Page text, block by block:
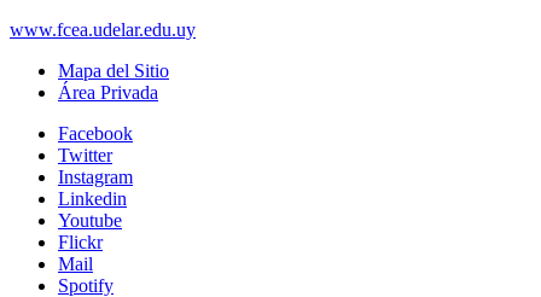
www.fcea.udelar.edu.uy
Mapa del Sitio
Área Privada
Facebook
Twitter
Instagram
Linkedin
Youtube
Flickr
Mail
Spotify